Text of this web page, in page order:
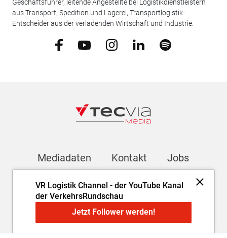
VR Logistik Channel - der YouTube Kanal
der VerkehrsRundschau
Jetzt Follower werden!
Geschäftsführer, leitende Angestellte bei Logistikdienstleistern
aus Transport, Spedition und Lagerei, Transportlogistik-
Entscheider aus der verladenden Wirtschaft und Industrie.
Mediadaten Kontakt Jobs
Newsletter